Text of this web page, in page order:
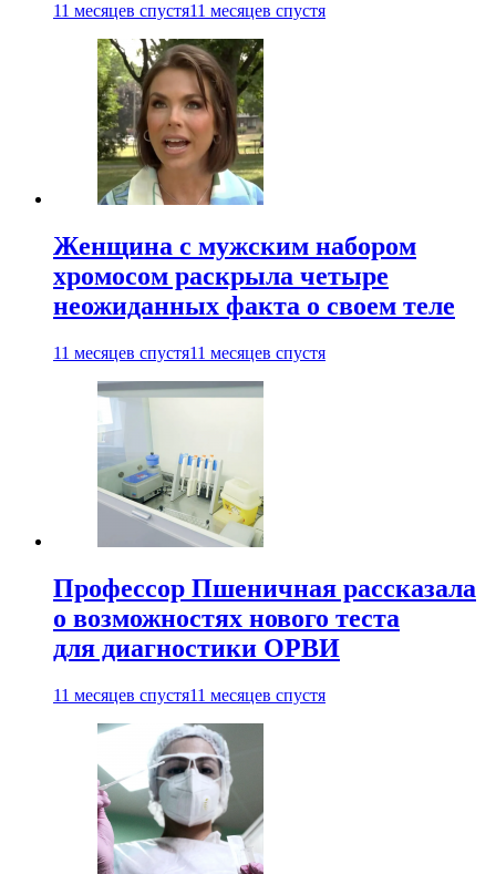
11 месяцев спустя11 месяцев спустя
Женщина с мужским набором
хромосом раскрыла четыре
неожиданных факта о своем теле
11 месяцев спустя11 месяцев спустя
Профессор Пшеничная рассказала
о возможностях нового теста
для диагностики ОРВИ
11 месяцев спустя11 месяцев спустя